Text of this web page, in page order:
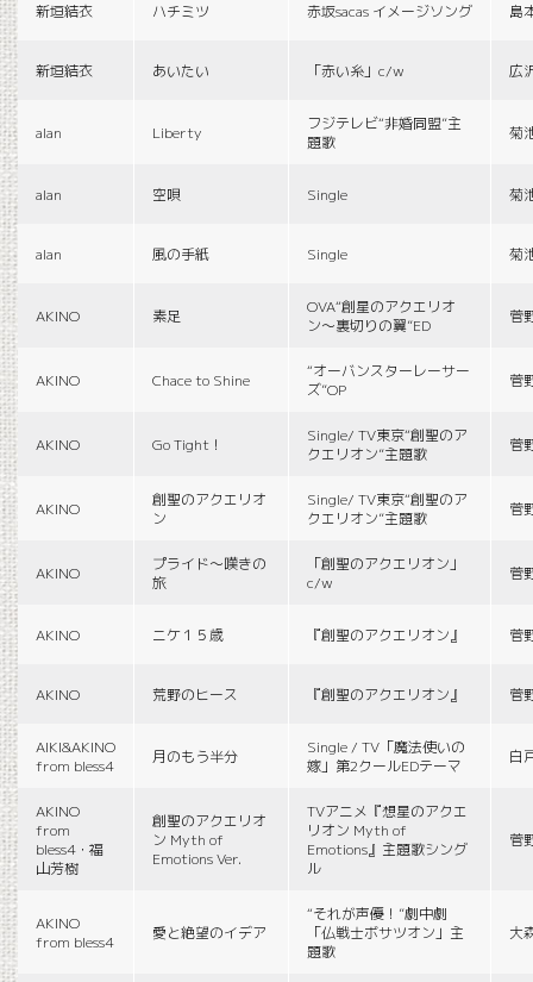
新垣結衣 ハチミツ 赤坂sacas イメージソング 島
新垣結衣 あいたい 「赤い糸」c/w 広
alan Liberty
フジテレビ“非婚同盟”主
題歌
菊
alan 空唄 Single 菊
alan 風の手紙 Single 菊
AKINO 素足
OVA“創星のアクエリオ
ン〜裏切りの翼”ED
菅
AKINO Chace to Shine
“オーバンスターレーサー
ズ”OP
菅
AKINO Go Tight！
Single/ TV東京“創聖のア
クエリオン”主題歌
菅
AKINO
創聖のアクエリオ
ン
Single/ TV東京“創聖のア
クエリオン”主題歌
菅
AKINO
プライド〜嘆きの
旅
「創聖のアクエリオン」
c/w
菅
AKINO ニケ１５歳 『創聖のアクエリオン』 菅
AKINO 荒野のヒース 『創聖のアクエリオン』 菅
AIKI&AKINO
from bless4
月のもう半分
Single / TV「魔法使いの
嫁」第2クールEDテーマ
白
AKINO
from
bless4・福
山芳樹
創聖のアクエリオ
ン Myth of
Emotions Ver.
TVアニメ『想星のアクエ
リオン Myth of
Emotions』主題歌シング
ル
菅
AKINO
from bless4
愛と絶望のイデア
“それが声優！”劇中劇
「仏戦士ボサツオン」主
題歌
大